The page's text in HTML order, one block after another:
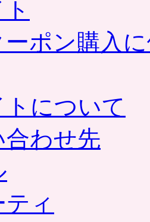
ーポン購入
トについて
合わせ先
ィ